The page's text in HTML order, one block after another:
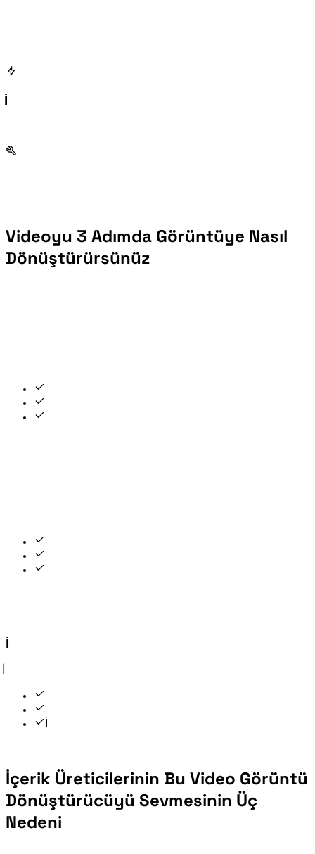
Tek Tıkla ZIP İndirme
Videoyu 3 Adımda Görüntüye Nasıl
Dönüştürürsünüz
İçerik Üreticilerinin Bu Video Görüntü
Dönüştürücüyü Sevmesinin Üç
Nedeni